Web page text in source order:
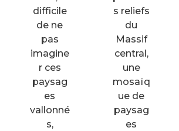
difficile
de ne
pas
imagine
r ces
paysag
es
vallonné
s,
s reliefs
du
Massif
central,
une
mosaïq
ue de
paysag
es